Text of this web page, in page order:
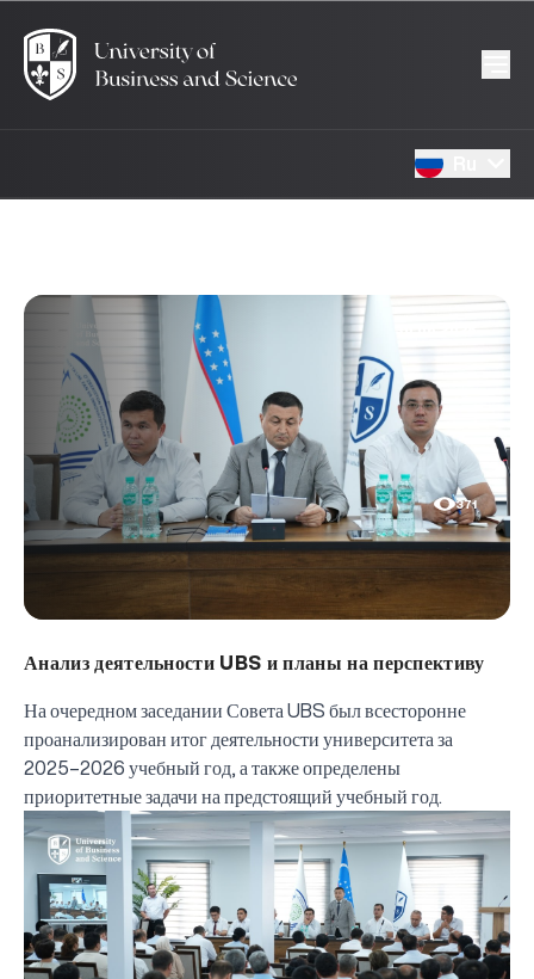
371
Анализ деятельности UBS и планы на перспективу
На очередном заседании Совета UBS был всесторонне
проанализирован итог деятельности университета за
2025–2026 учебный год, а также определены
приоритетные задачи на предстоящий учебный год.